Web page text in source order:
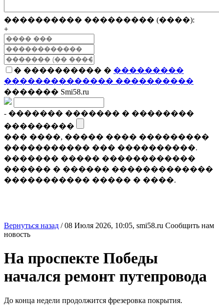
���������� ��������� (����):
+
� ���������� � ���������
�������������� ����������
������� Smi58.ru
- ������� ������� � ��������
���������
��� ����, ����� ���� ���������
����������� ��� ����������.
������� ����� ������������
������ � ������ �������������
����������� ����� � ����.
Вернуться назад /08 Июля 2026, 10:05, smi58.ru Сообщить нам
новость
На проспекте Победы
начался ремонт путепровода
До конца недели продолжится фрезеровка покрытия.